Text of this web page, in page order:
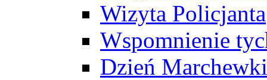
Wizyta Policjanta
Wspomnienie
Dzień Marchewki